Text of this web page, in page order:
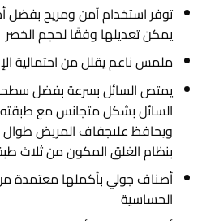
توفر استخدام آمن ومريح بفضل
يمكن تعديلها وفقًا لحجم الخصر
ملمس ناعم يقلل من احتمالية
يمتص السائل بسرعة بفضل
السائل بشكل متجانس مع طبقته
ويحافظ علىجفاف المريض طوال
بنظام الغلق المكون من ثلاث
أصناف جولي بأكملها معتمدة
الحساسية